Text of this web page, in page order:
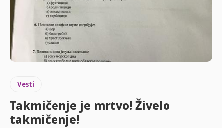
Vesti
Takmičenje je mrtvo! Živelo
takmičenje!